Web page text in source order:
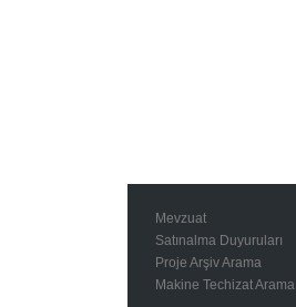
Mevzuat
Satınalma Duyuruları
Proje Arşiv Arama
Makine Techizat Arama